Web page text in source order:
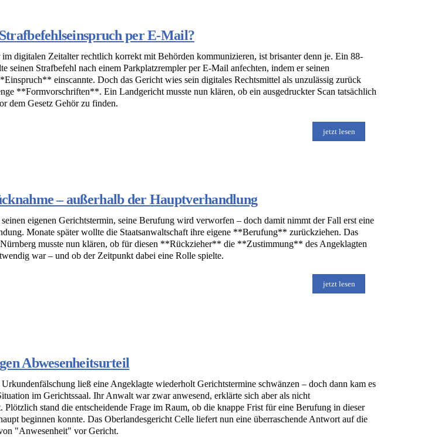
per E-Mail?
digitalen Zeitalter rechtlich korrekt mit Behörden kommunizieren, ist brisanter denn je. Ein 88-
seinen Strafbefehl nach einem Parkplatzrempler per E-Mail anfechten, indem er seinen
einscannte. Doch das Gericht wies sein digitales Rechtsmittel als unzulässig zurück
**Formvorschriften**. Ein Landgericht musste nun klären, ob ein ausgedruckter Scan tatsächlich
dem Gesetz Gehör zu finden.
jetzt lesen
– außerhalb der Hauptverhandlung
eigenen Gerichtstermin, seine Berufung wird verworfen – doch damit nimmt der Fall erst eine
Monate später wollte die Staatsanwaltschaft ihre eigene **Berufung** zurückziehen. Das
musste nun klären, ob für diesen **Rückzieher** die **Zustimmung** des Angeklagten
war – und ob der Zeitpunkt dabei eine Rolle spielte.
jetzt lesen
Abwesenheitsurteil
ließ eine Angeklagte wiederholt Gerichtstermine schwänzen – doch dann kam es
im Gerichtssaal. Ihr Anwalt war zwar anwesend, erklärte sich aber als nicht
Plötzlich stand die entscheidende Frage im Raum, ob die knappe Frist für eine Berufung in dieser
beginnen konnte. Das Oberlandesgericht Celle liefert nun eine überraschende Antwort auf die
"Anwesenheit" vor Gericht.